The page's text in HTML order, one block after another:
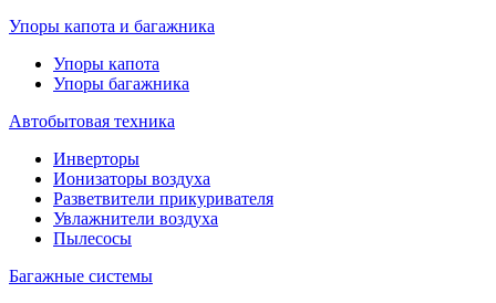
Упоры капота и багажника
Упоры капота
Упоры багажника
Автобытовая техника
Инверторы
Ионизаторы воздуха
Разветвители прикуривателя
Увлажнители воздуха
Пылесосы
Багажные системы